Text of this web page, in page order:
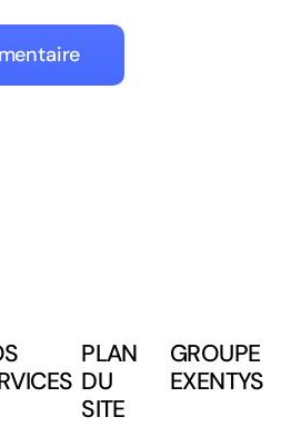
PLAN
DU
SITE
GROUPE
EXENTYS